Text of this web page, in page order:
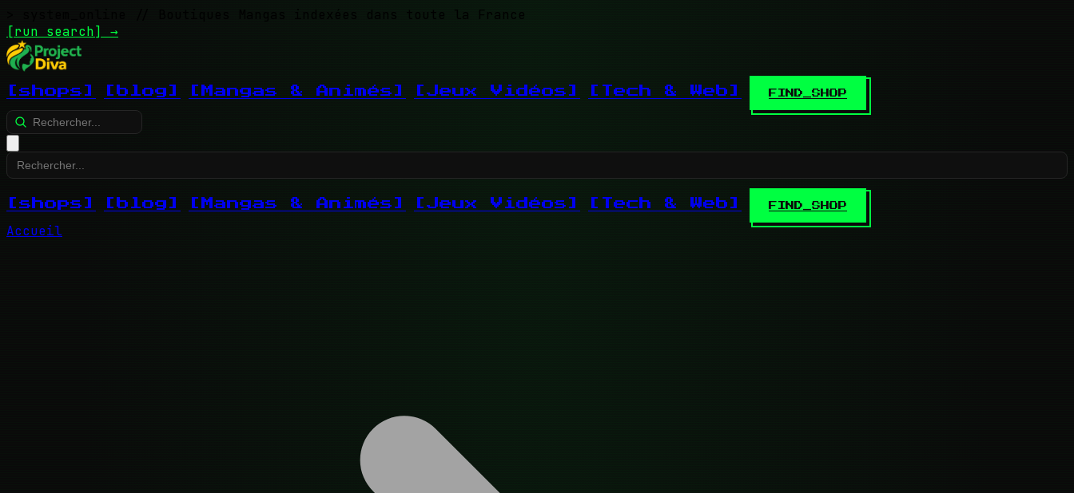
// Boutiques Mangas indexées dans toute la France
[run search] →
[shops] [blog] [Mangas & Animés] [Jeux Vidéos] [Tech & Web] FIND_SHOP
[shops] [blog] [Mangas & Animés] [Jeux Vidéos] [Tech & Web] FIND_SHOP
Accueil